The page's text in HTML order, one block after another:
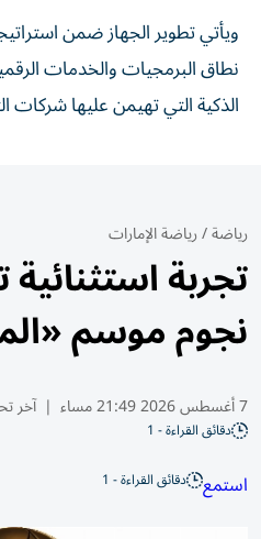
نطاق البرمجيات والخدمات
الذكية التي تهيمن عليها شركات
رياضة/رياضة الإمارات
تجربة
نجوم موسم
7 أغسطس 2026 21:49 مساء | آخر
دقائق القراءة - 1
استمع دقائق القراءة - 1